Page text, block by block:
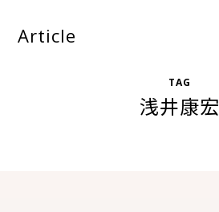
Article
TAG
浅井康宏